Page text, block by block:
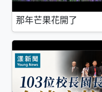
那年芒果花開了